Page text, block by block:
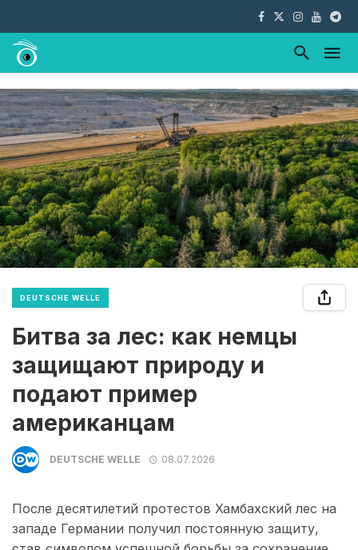
DEUTSCHE WELLE
Битва за лес: как немцы
защищают природу и
подают пример
американцам
DEUTSCHE WELLE 08.07.2026
После десятилетий протестов Хамбахский лес на
западе Германии получил постоянную защиту,